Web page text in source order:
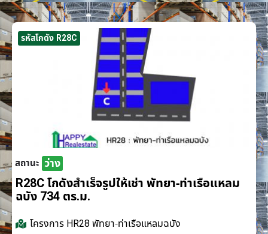
รหัสโกดัง R28C
สถานะ ว่าง
R28C โกดังสำเร็จรูปให้เช่า พัทยา-ท่าเรือแหลม
ฉบัง 734 ตร.ม.
โครงการ HR28 พัทยา-ท่าเรือแหลมฉบัง